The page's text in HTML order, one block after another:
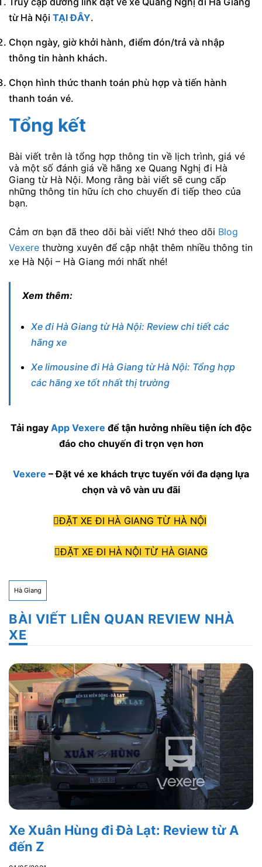
từ Hà Nội TẠI ĐÂY.
Chọn ngày, giờ khởi hành, điểm đón/trả và nhập
thông tin hành khách.
Chọn hình thức thanh toán phù hợp và tiến hành
thanh toán vé.
Tổng kết
Bài viết trên là tổng hợp thông tin về lịch trình, giá vé
và một số đánh giá về hãng xe Quang Nghị đi Hà
Giang từ Hà Nội. Mong rằng bài viết sẽ cung cấp
những thông tin hữu ích cho chuyến đi tiếp theo của
bạn.
Cảm ơn bạn đã theo dõi bài viết! Nhớ theo dõi Blog
Vexere thường xuyên để cập nhật thêm nhiều thông tin
xe Hà Nội – Hà Giang mới nhất nhé!
Xem thêm:
Xe đi Hà Giang từ Hà Nội: Review chi tiết các
hãng xe
Xe limousine đi Hà Giang từ Hà Nội: Tổng hợp
các hãng xe tốt nhất thị trường
Tải ngay App Vexere để tận hưởng nhiều tiện ích độc
đáo cho chuyến đi trọn vẹn hơn
Vexere – Đặt vé xe khách trực tuyến với đa dạng lựa
chọn và vô vàn ưu đãi
ĐẶT XE ĐI HÀ GIANG TỪ HÀ NỘI
ĐẶT XE ĐI HÀ NỘI TỪ HÀ GIANG
Hà Giang
BÀI VIẾT LIÊN QUAN REVIEW NHÀ
XE
Xe Xuân Hùng đi Đà Lạt: Review từ A
đến Z